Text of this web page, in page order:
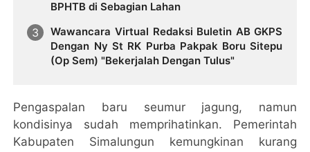
BPHTB di Sebagian Lahan
Wawancara Virtual Redaksi Buletin AB GKPS
Dengan Ny St RK Purba Pakpak Boru Sitepu
(Op Sem) "Bekerjalah Dengan Tulus"
Pengaspalan baru seumur jagung, namun
kondisinya sudah memprihatinkan. Pemerintah
Kabupaten Simalungun kemungkinan kurang